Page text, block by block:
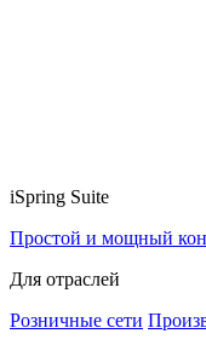
iSpring Suite
Простой и мощный
Для отраслей
Розничные сети